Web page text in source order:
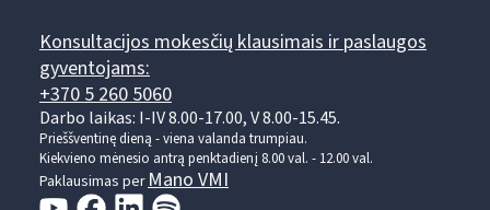
Konsultacijos mokesčių klausimais ir paslaugos
gyventojams:
+370 5 260 5060
Darbo laikas: I-IV 8.00-17.00, V 8.00-15.45.
Prieššventinę dieną - viena valanda trumpiau.
Kiekvieno mėnesio antrą penktadienį 8.00 val. - 12.00 val.
Paklausimas perMano VMI